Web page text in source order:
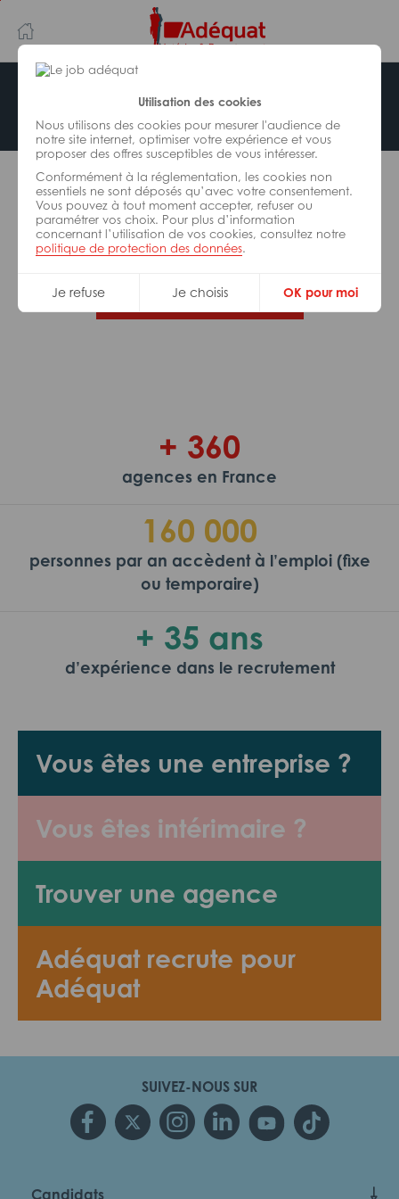
Utilisation des cookies
Nous utilisons des cookies pour mesurer l'audience de
notre site internet, optimiser votre expérience et vous
proposer des offres susceptibles de vous intéresser.
Conformément à la réglementation, les cookies non
essentiels ne sont déposés qu’avec votre consentement.
Vous pouvez à tout moment accepter, refuser ou
paramétrer vos choix. Pour plus d’information
concernant l’utilisation de vos cookies, consultez notre
politique de protection des données.
Je refuse Je choisis OK pour moi
au
contenu
principal
navigation
Offre indisponible
L’offre d’emploi que vous tentez de consulter n’est
plus disponible.
De nombreuses autres missions peuvent vous
correspondre, consultez toutes nos offres.
Trouvez votre job Adéquat !
Vous êtes une entreprise ?
Vous êtes intérimaire ?
Trouver une agence
Adéquat recrute pour
Adéquat
+ 360
agences en France
160 000
personnes par an accèdent à l’emploi (fixe
ou temporaire)
+ 35 ans
d’expérience dans le recrutement
SUIVEZ-NOUS SUR
Candidats